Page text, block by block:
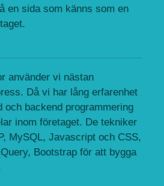
en sida som känns som en
använder vi nästan
Då vi har lång erfarenhet
och backend programmering
inom företaget. De tekniker
MySQL, Javascript och CSS,
Bootstrap för att bygga